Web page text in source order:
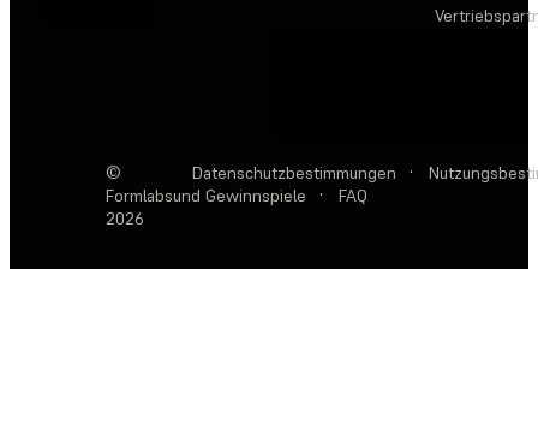
©
Formlabs
2026
Datenschutzbestimmungen ·
und Gewinnspiele
· FAQ